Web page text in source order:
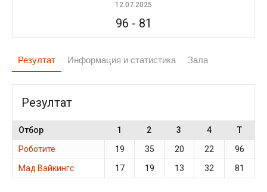
12.07.2025
96 - 81
Резултат Информация и статистика Зала
Резултат
Отбор 1 2 3 4
T
Роботите
19 35 20 22
96
Мад Вайкингс
17 19 13 32 81